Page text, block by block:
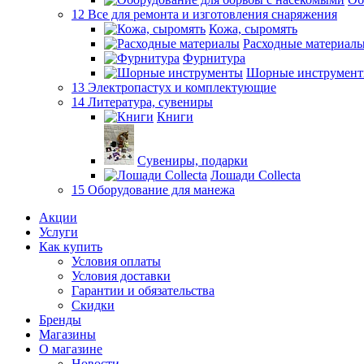
12 Все для ремонта и изготовления снаряжения
Кожа, сыромять
Расходные
Фурнитура
Шорные
13 Электропастух и комплектующие
14 Литература, сувениры
Книги
Сувениры, подарки
Лошади Collecta
15 Оборудование для манежа
Акции
Услуги
Как купить
Условия оплаты
Условия доставки
Гарантии и обязательства
Скидки
Бренды
Магазины
О магазине